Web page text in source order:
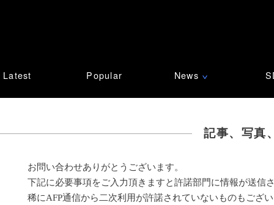
Latest Popular News ∨
記事、写真
お問い合わせありがとうございます。
下記に必要事項をご入力頂きますと許諾部門に情報が送信
稀にAFP通信から二次利用が許諾されていないものもござ